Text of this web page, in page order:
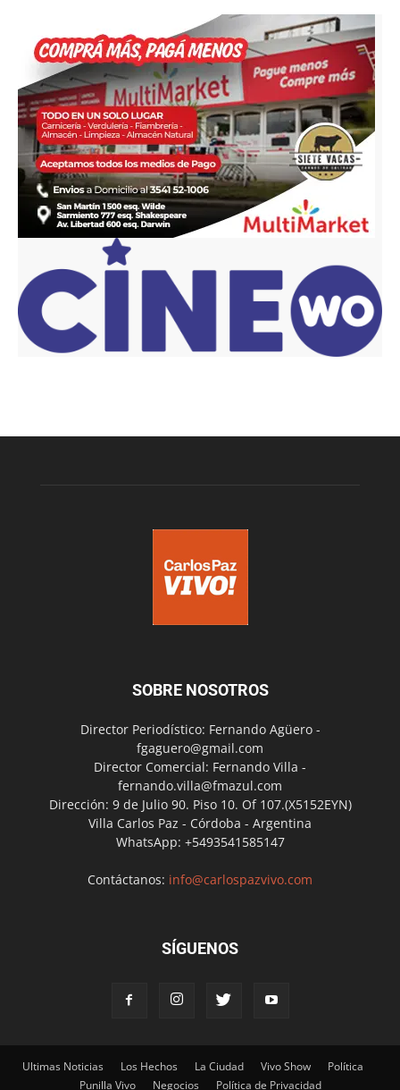
SOBRE NOSOTROS
Director Periodístico: Fernando Agüero -
fgaguero@gmail.com
Director Comercial: Fernando Villa -
fernando.villa@fmazul.com
Dirección: 9 de Julio 90. Piso 10. Of 107.(X5152EYN)
Villa Carlos Paz - Córdoba - Argentina
WhatsApp: +5493541585147
Contáctanos: info@carlospazvivo.com
SÍGUENOS
Ultimas Noticias Los Hechos La Ciudad Vivo Show
Política
Punilla Vivo
Negocios Política de Privacidad